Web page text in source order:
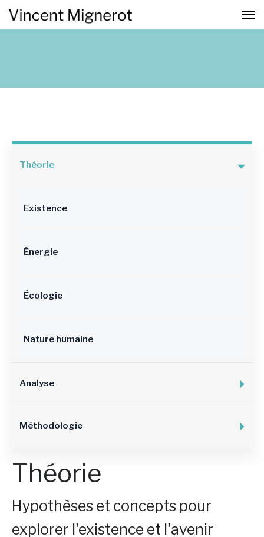
Théorie
Hypothèses et concepts pour
explorer l'existence et l'avenir
Théorie
Existence
Énergie
Écologie
Nature humaine
Analyse
Méthodologie